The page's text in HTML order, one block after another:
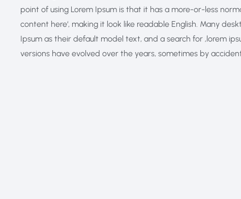
point of using Lorem Ipsum is that it has a more-or-less
content here‘, making it look like readable English. Many
Ipsum as their default model text, and a search for ‚lorem
versions have evolved over the years, sometimes by